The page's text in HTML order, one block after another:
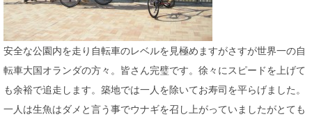
安全な公園内を走り自転車のレベルを見極めますがさすが世界一の自
転車大国オランダの方々。皆さん完璧です。徐々にスピードを上げて
も余裕で追走します。築地では一人を除いてお寿司を平らげました。
一人は生魚はダメと言う事でウナギを召し上がっていましたがとても